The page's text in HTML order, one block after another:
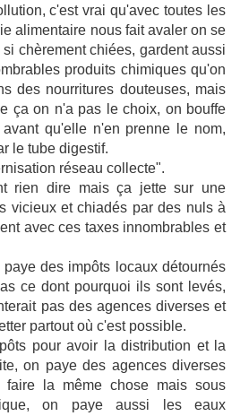
c'est vrai qu'avec toutes les
alimentaire nous fait avaler on se
chèrement chiées, gardent aussi
produits chimiques qu'on
des nourritures douteuses, mais
ça on n'a pas le choix, on bouffe
qu'elle n'en prenne le nom,
le tube digestif.
réseau collecte".
rien dire mais ça jette sur une
vicieux et chiadés par des nuls à
avec ces taxes innombrables et
des impôts locaux détournés
ce dont pourquoi ils sont levés,
pas des agences diverses et
partout où c'est possible.
pour avoir la distribution et la
on paye des agences diverses
la même chose mais sous
on paye aussi les eaux